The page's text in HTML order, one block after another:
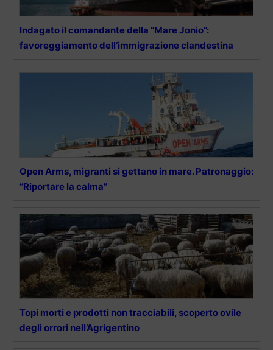
Indagato il comandante della “Mare Jonio”:
favoreggiamento dell’immigrazione clandestina
Open Arms, migranti si gettano in mare. Patronaggio:
“Riportare la calma”
Topi morti e prodotti non tracciabili, scoperto ovile
degli orrori nell’Agrigentino